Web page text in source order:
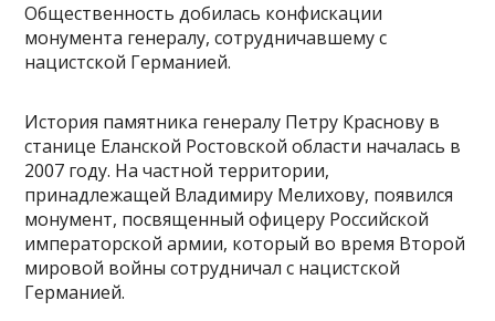
Общественность добилась конфискации
монумента генералу, сотрудничавшему с
нацистской Германией.
История памятника генералу Петру Краснову в
станице Еланской Ростовской области началась в
2007 году. На частной территории,
принадлежащей Владимиру Мелихову, появился
монумент, посвященный офицеру Российской
императорской армии, который во время Второй
мировой войны сотрудничал с нацистской
Германией.